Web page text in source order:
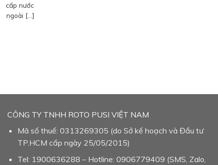
cấp nước
ngoài […]
CÔNG TY TNHH ROTO PUSI VIỆT NAM
Mã số thuế: 0313269305 (do Sở kế hoạch và Đầu tư
TP.HCM cấp ngày 25/05/2015)
Tel: 1900636288 – Hotline: 0906779409 (SMS, Zalo,